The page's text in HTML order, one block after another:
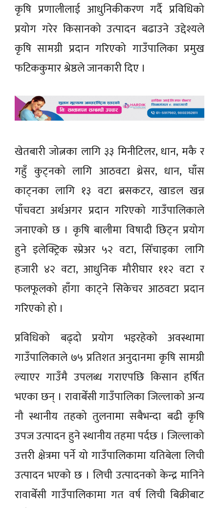
कृषि प्रणालीलाई आधुनिकीकरण गर्दै प्रविधिको
प्रयोग गरेर किसानको उत्पादन बढाउने उद्देश्यले
कृषि सामग्री प्रदान गरिएको गाउँपालिका प्रमुख
फटिककुमार श्रेष्ठले जानकारी दिए ।
खेतबारी जोत्नका लागि ३३ मिनीटिलर, धान, मकै र
गहुँ कुट्नको लागि आठवटा थ्रेसर, धान, घाँस
काट्नका लागि १३ वटा ब्रसकटर, खाडल खन्न
पाँचवटा अर्थअगर प्रदान गरिएको गाउँपालिकाले
जनाएको छ । कृषि बालीमा विषादी छिट्न प्रयोग
हुने इलेक्ट्रिक स्प्रेअर ५२ वटा, सिँचाइका लागि
हजारी ४२ वटा, आधुनिक मौरीघार ११२ वटा र
फलफूलको हाँगा काट्ने सिकेचर आठवटा प्रदान
गरिएको हो ।
प्रविधिको बढ्दो प्रयोग भइरहेको अवस्थामा
गाउँपालिकाले ७५ प्रतिशत अनुदानमा कृषि सामग्री
ल्याएर गाउँमै उपलब्ध गराएपछि किसान हर्षित
भएका छन् । रावाबेँसी गाउँपालिका जिल्लाको अन्य
नौ स्थानीय तहको तुलनामा सबैभन्दा बढी कृषि
उपज उत्पादन हुने स्थानीय तहमा पर्दछ । जिल्लाको
उत्तरी क्षेत्रमा पर्ने यो गाउँपालिकामा यतिबेला लिची
उत्पादन भएको छ । लिची उत्पादनको केन्द्र मानिने
रावाबेँसी गाउँपालिकामा गत वर्ष लिची बिक्रीबाट